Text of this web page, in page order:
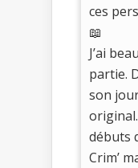
ces
📖
J’ai
partie.
son
débuts
Crim’